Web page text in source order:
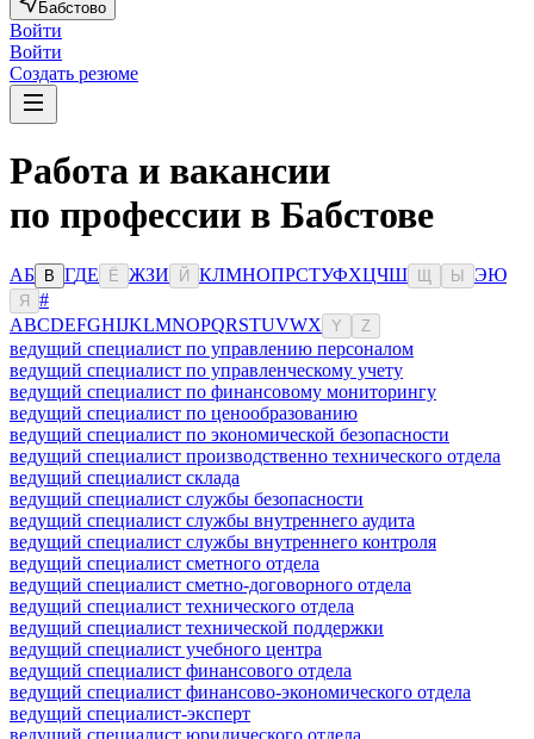
Бабстово
Войти
Войти
Создать резюме
Работа и вакансии
по профессии в Бабстове
АБ В ГДЕ Ё ЖЗИ Й КЛМНОПРСТУФХЦЧШ Ы ЭЮ
Я
#
ABCDEFGHIJKLMNOPQRSTUVWX Y Z
ведущий специалист по управлению персоналом
ведущий специалист по управленческому учету
ведущий специалист по финансовому мониторингу
ведущий специалист по ценообразованию
ведущий специалист по экономической безопасности
ведущий специалист производственно технического отдела
ведущий специалист склада
ведущий специалист службы безопасности
ведущий специалист службы внутреннего аудита
ведущий специалист службы внутреннего контроля
ведущий специалист сметного отдела
ведущий специалист сметно-договорного отдела
ведущий специалист технического отдела
ведущий специалист технической поддержки
ведущий специалист учебного центра
ведущий специалист финансового отдела
ведущий специалист финансово-экономического отдела
ведущий специалист-эксперт
ведущий специалист юридического отдела